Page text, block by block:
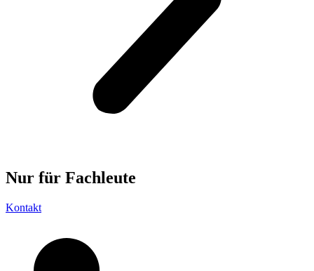
Nur für Fachleute
Kontakt